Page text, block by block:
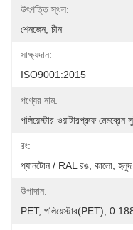
উৎপত্তি স্থল:
শেনজেন, চীন
সাক্ষ্যদান:
ISO9001:2015
পণ্যের নাম:
পলিয়েস্টার ওয়াটারপ্রুফ মেমব্রেন
রং:
প্যানটোন / RAL রঙ, কালো, হলুদ
উপাদান:
PET, পলিয়েস্টার(PET),